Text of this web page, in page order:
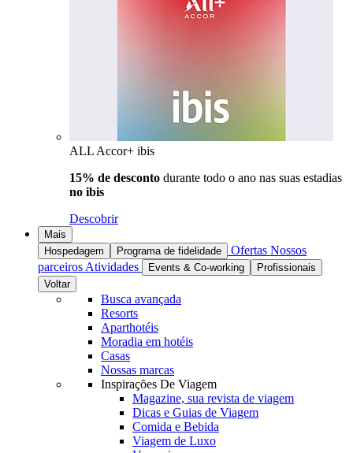
ALL Accor+ ibis
15% de desconto durante todo o ano nas suas estadias
no ibis
Descobrir
Mais
Hospedagem
Programa de fidelidade Ofertas Nossos
parceiros Atividades Events & Co-working
Profissionais
Voltar
Busca avançada
Resorts
Aparthotéis
Moradia em hotéis
Casas
Nossas marcas
Inspirações De Viagem
Magazine, sua revista de viagem
Dicas e Guias de Viagem
Comida e Bebida
Viagem de Luxo